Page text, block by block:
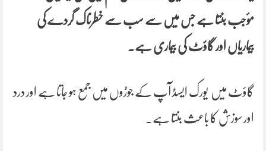
مؤجب بنتا ہے جس میں سے سب سے خطرناک گردے کی
بیماریاں اور گاؤٹ کی بیماری ہے۔
گاؤٹ میں یورک ایسڈ آپ کے جوڑوں میں جمع ہو جاتا ہے اور درد
اور سوزش کا باعث بنتا ہے۔